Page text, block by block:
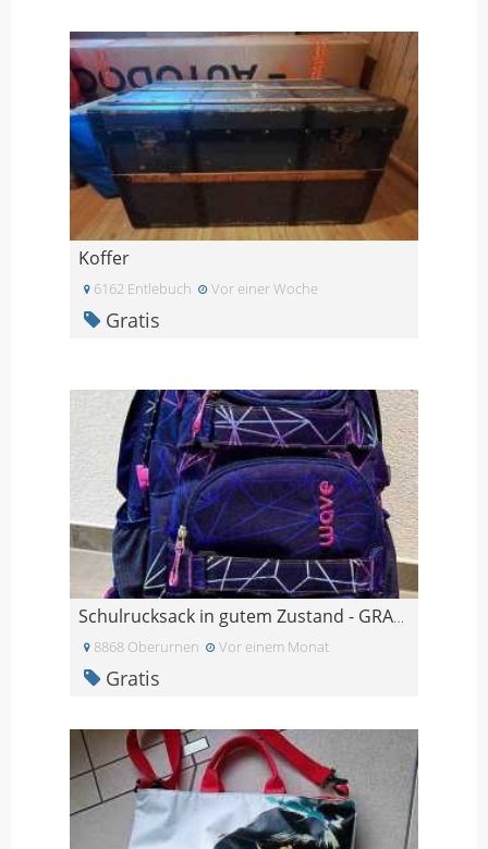
Koffer
6162 Entlebuch Vor einer Woche
Gratis
Schulrucksack in gutem Zustand - GRATIS
8868 Oberurnen Vor einem Monat
Gratis